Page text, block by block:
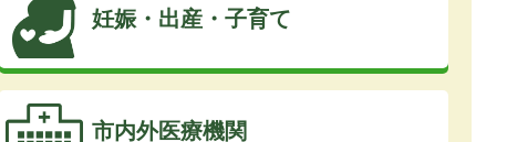
妊娠・出産・子育て
市内外医療機関